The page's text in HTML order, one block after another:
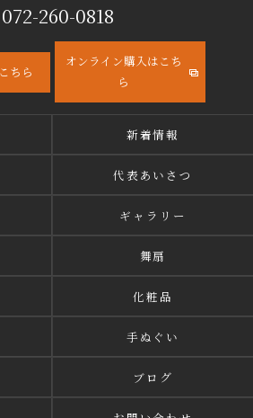
072-260-0818
ちら
オンライン購入はこち
ら
新着情報
代表あいさつ
ギャラリー
舞扇
化粧品
手ぬぐい
ブログ